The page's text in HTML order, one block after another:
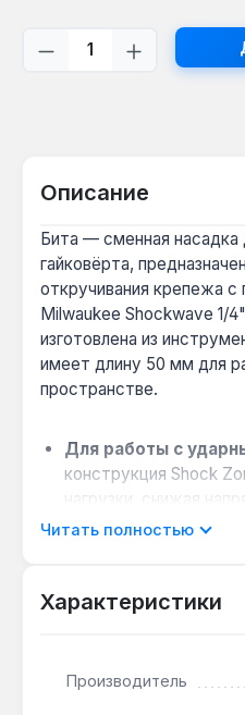
Количество
Описание
Бита — сменная насадка
гайковёрта,
откручивания крепежа
Milwaukee Shockwave 1/
изготовлена из
имеет длину 50 мм для
пространстве.
Для работы с
конструкция Shock
нагрузки, снижая
увеличивая ресурс
компрессионный
соскальзывания.
Читать полностью
Характеристики
Производитель